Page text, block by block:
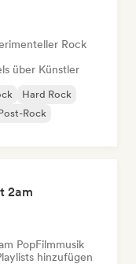
Rock
über Künstler
Hard Rock
Rock
2am
PopFilmmusik
hinzufügen